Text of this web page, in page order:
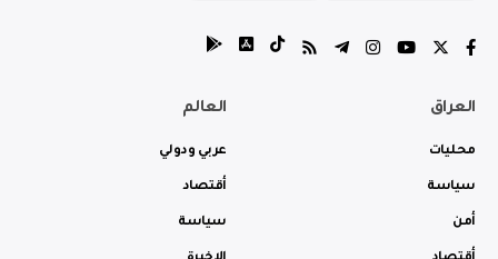
العراق
محليات
سياسة
أمن
العالم
عربي ودولي
أقتصاد
سياسة